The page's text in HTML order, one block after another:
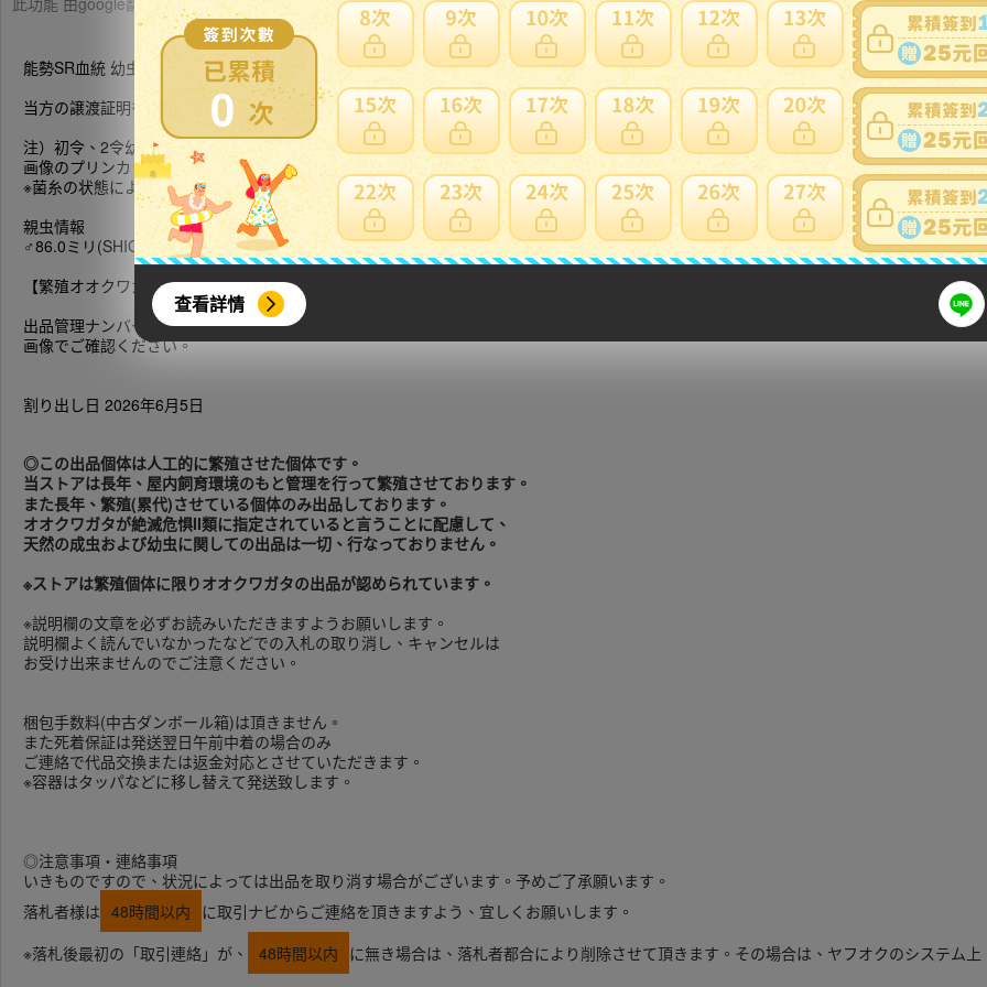
0
查看詳情
能勢SR血統 幼虫4頭【繁殖オオクワガタ】
当方の譲渡証明をお付け致します。
注）初令、2令幼虫につき♂♀の選別はしておりません。
画像のプリンカップの幼虫を発送致します。
※菌糸の状態により変更する場合がございます。
親虫情報
♂86.0ミリ(SHIGE氏24SR-6-13)×♀57.0ミリ(ZENO氏SR-2409-8)
【繁殖オオクワガタ】
出品管理ナンバーNO.2648-005
画像でご確認ください。
割り出し日 2026年6月5日
◎この出品個体は人工的に繁殖させた個体です。
当ストアは長年、屋内飼育環境のもと管理を行って繁殖させております。
また長年、繁殖(累代)させている個体のみ出品しております。
オオクワガタが絶滅危惧II類に指定されていると言うことに配慮して、
天然の成虫および幼虫に関しての出品は一切、行なっておりません。
※ストアは繁殖個体に限りオオクワガタの出品が認められています。
※説明欄の文章を必ずお読みいただきますようお願いします。
説明欄よく読んでいなかったなどでの入札の取り消し、キャンセルは
お受け出来ませんのでご注意ください。
梱包手数料(中古ダンボール箱)は頂きません。
また死着保証は発送翌日午前中着の場合のみ
ご連絡で代品交換または返金対応とさせていただきます。
※容器はタッパなどに移し替えて発送致します。
◎注意事項・連絡事項
いきものですので、状況によっては出品を取り消す場合がございます。予めご了承願います。
落札者様は 48時間以内 に取引ナビからご連絡を頂きますよう、宜しくお願いします。
※落札後最初の「取引連絡」が、
48時間以内 に無き場合は、落札者都合により削除させて頂きます。その場合は、ヤフオクのシステム